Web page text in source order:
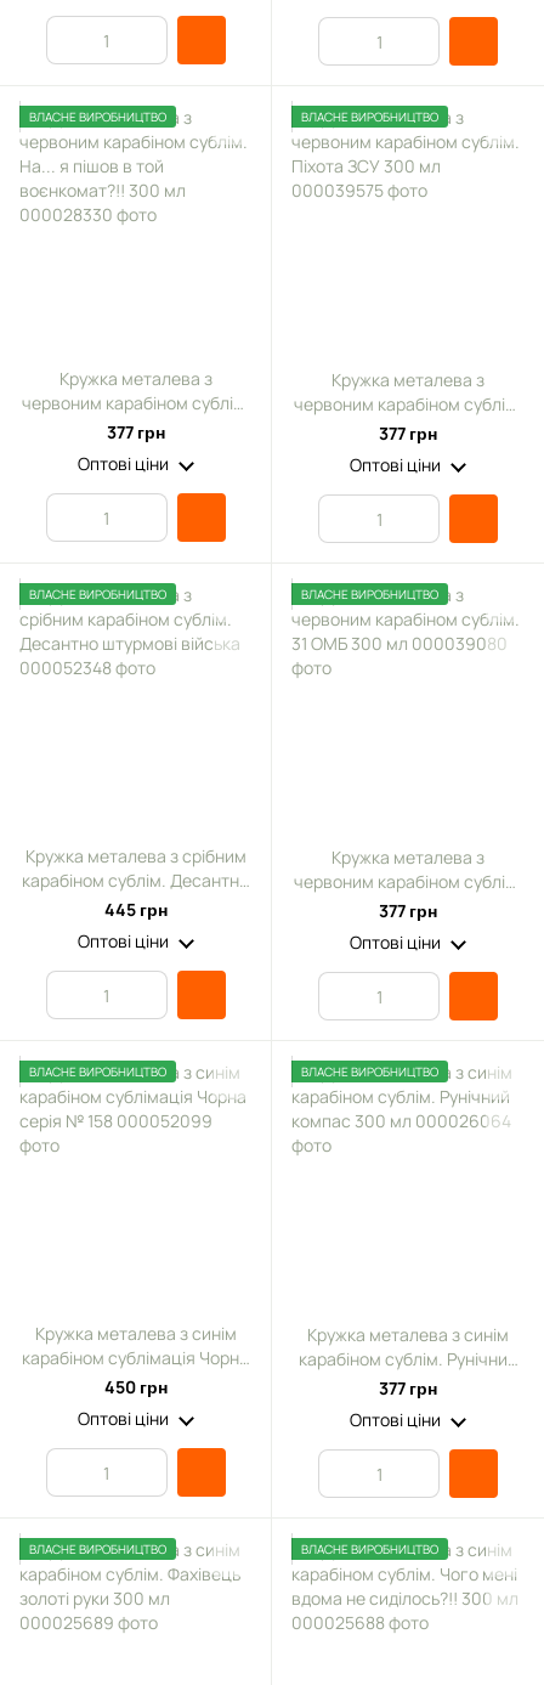
ВЛАСНЕ ВИРОБНИЦТВО
Кружка металева з
червоним карабіном сублім.
На... я пішов в той
воєнкомат?!! 300 мл
377 грн
Оптові ціни
ВЛАСНЕ ВИРОБНИЦТВО
Кружка металева з
червоним карабіном сублім.
Піхота ЗСУ 300 мл
377 грн
Оптові ціни
ВЛАСНЕ ВИРОБНИЦТВО
Кружка металева з срібним
карабіном сублім. Десантно
штурмові війська
445 грн
Оптові ціни
ВЛАСНЕ ВИРОБНИЦТВО
Кружка металева з
червоним карабіном сублім.
31 ОМБ 300 мл
377 грн
Оптові ціни
ВЛАСНЕ ВИРОБНИЦТВО
Кружка металева з синім
карабіном сублімація Чорна
серія № 158
450 грн
Оптові ціни
ВЛАСНЕ ВИРОБНИЦТВО
Кружка металева з синім
карабіном сублім. Рунічний
компас 300 мл
377 грн
Оптові ціни
ВЛАСНЕ ВИРОБНИЦТВО ВЛАСНЕ ВИРОБНИЦТВО